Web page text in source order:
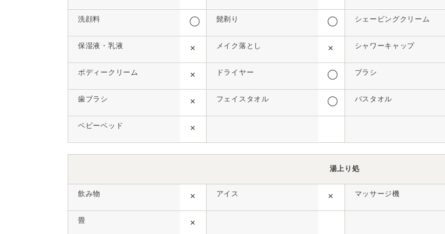
洗顔料 ◯ 髭剃り ◯ シェービングクリーム
保湿液・乳液 ✕ メイク落とし ✕ シャワーキャップ
ボディークリーム ✕ ドライヤー ◯ ブラシ
歯ブラシ ✕ フェイスタオル ◯ バスタオル
ベビーベッド ✕
湯上り処
飲み物 ✕ アイス ✕ マッサージ機
畳 ✕